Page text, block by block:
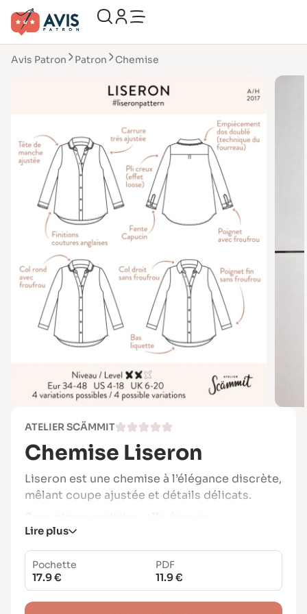
Avis Patron Patron Chemise
ATELIER SCÄMMIT
Chemise Liseron
Liseron est une chemise à l’élégance discrète,
mêlant coupe ajustée et détails délicats.
parfaitement la carrure et les bras, tout en
offrant une certaine ampleur sur le reste du
buste, pour un rendu à la fois structuré et
confortable.
Ce modèle au style subtilement androgyne se
Lire plus
Pochette
17.9 €
PDF
11.9 €